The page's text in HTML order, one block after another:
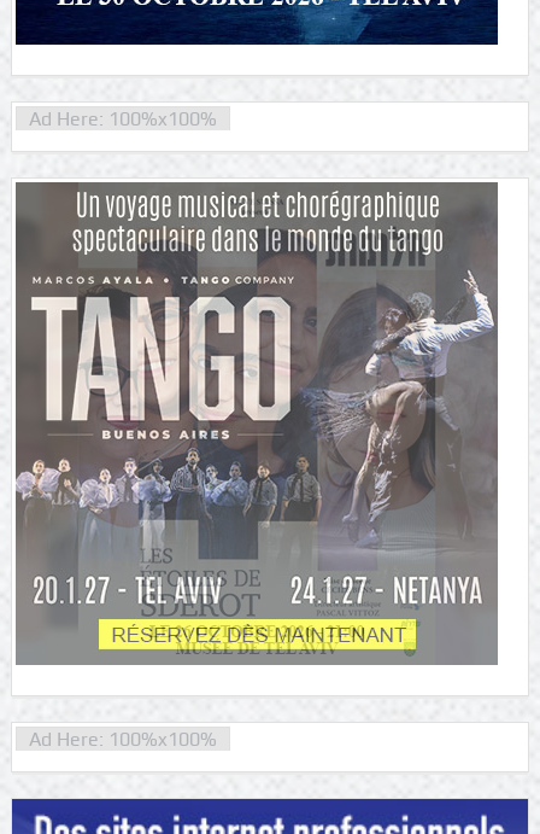
Ad Here: 100%x100%
Ad Here: 100%x100%